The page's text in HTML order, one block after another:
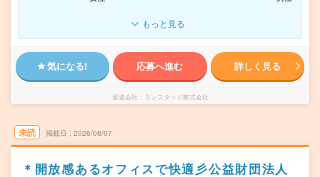
もっと見る
気になる! 応募へ進む 詳しく見る
派遣会社 ランスタッド株式会社
未読 掲載日 2026/08/07
＊開放感あるオフィスで快適彡公益財団法人